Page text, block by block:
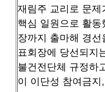
재림주 교리로 문
핵심 일원으로 활동
장까지 출마해 경선
표회장에 당선되지
불건전단체 규정하
이 이단성 참여금